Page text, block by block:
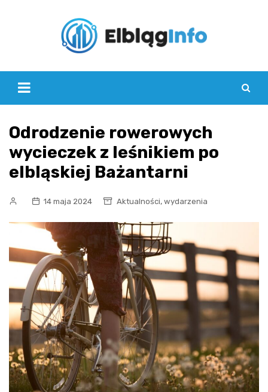
Odrodzenie rowerowych
wycieczek z leśnikiem po
elbląskiej Bażantarni
14 maja 2024 Aktualności, wydarzenia